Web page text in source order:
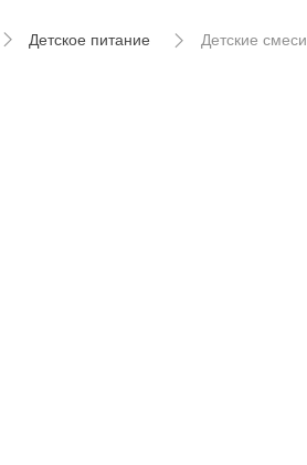
Детское питание Детские смеси